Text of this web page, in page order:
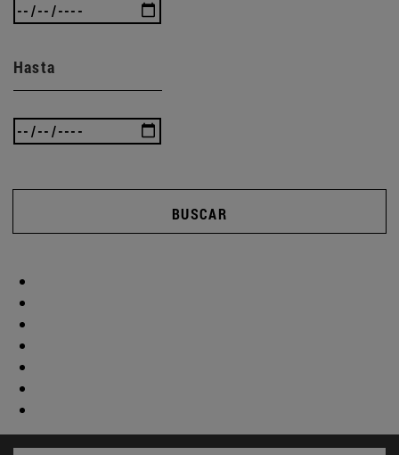
Hasta
BUSCAR